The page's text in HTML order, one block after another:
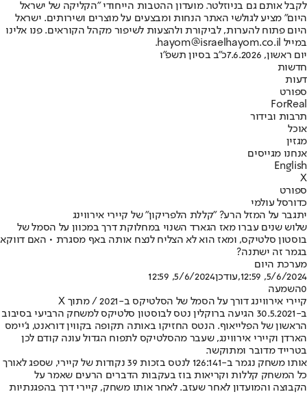
לקבל אותם גם בניוזלטר. מועדון ההטבות הייחודי "הקליקה של ישראל
היום" מציע לגולשי האתר הנחות ומבצעים על מוצרים ושירותים. ישראל
היום פתוח להערות, לביקורת ולהצעות לשיפור מקהל הקוראים. פנו אלינו
במייל hayom@israelhayom.co.il.
יום ראשון, 7.6.2026
כ"ב בסיון תשפ"ו
חדשות
דעות
ספורט
ForReal
תרבות ובידור
אוכל
מגזין
אנחנו מגייסים
English
X
ספורט
כדורסל עולמי
יתגבר על המזל הרע? "קללת הלפריקון" של קיירי אירווינג
שלוש שנים עברו מאז הגארד השנוי במחלוקת דרך במכוון על הסמל של
בוסטון סלטיקס, ומאז הוא לא הצליח לנצח אותה באף מסגרת • האם דווקא
בגמר זה ישתנה?
מערכת היום
5/6/2024, 12:59
,עודכן5/6/2024, 12:59
0השמעה
קיירי אירווינג דורך על הסמל של הסלטיקס ב-2021 / מתוך X
ב-30.5.2021 הגיעה ברוקלין נטס לבוסטון סלטיקס למשחק הרביעי בסיבוב
הראשון של הפלייאוף. הנטס החזיקו באותה תקופה בקווין דוראנט, ג'יימס
הארדן וקיירי אירווינג, שעבר מהסלטיקס לתפוח הגדול עונה קודם לכן
בטרייד מדובר ומתוקשר.
אותו משחק נגמר ב-126:141 לנטס בזכות 39 נקודות של קיירי, שספג לאורך
כל המשחק קללות וקריאות בוז בעקבות הדברים הרעים שאמר על
הקבוצה והמועדון לאחר שעזב. לאחר אותו משחק, קיירי דרך בהפגנתיות